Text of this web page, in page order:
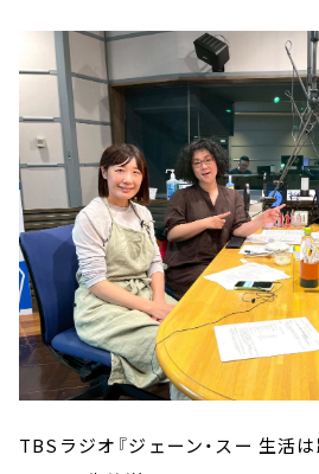
TBSラジオ『ジェーン・スー 生活